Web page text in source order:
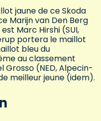
jaune de ce Skoda
Marijn van Den Berg
Marc Hirshi (SUI,
portera le maillot
bleu du
au classement
(NED, Alpecin-
meilleur jeune (idem).